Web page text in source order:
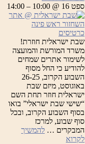
ספט 16 @ 10:00 – 14:00
כרטיסים
שבת ישראלית חוזרת!
משרד המורשת והמועצה
לשימור אתרים שמחים
להודיע כי החל מסוף
השבוע הקרוב, 26-25
באוגוסט, מיזם שבת
ישראלית חוזר תחת השם
“שישי שבת ישראלי” בואו
בסוף השבוע הקרוב, ובכל
סוף שבוע, למרכז
המבקרים … להמשיך
לקרוא